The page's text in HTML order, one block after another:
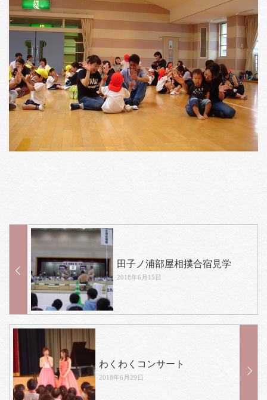
田子ノ浦部屋相撲合宿見学
2018年6月15日
わくわくコンサート
2018年6月29日